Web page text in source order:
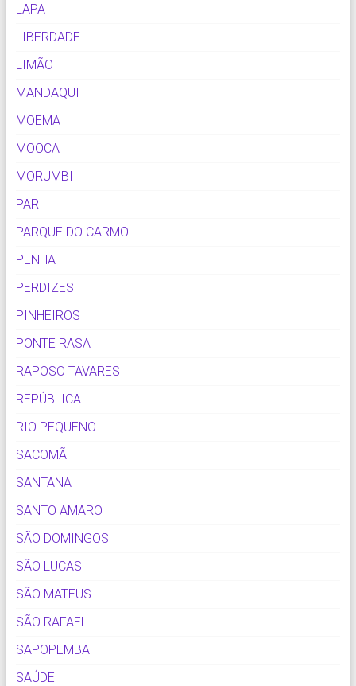
LAPA
LIBERDADE
LIMÃO
MANDAQUI
MOEMA
MOOCA
MORUMBI
PARI
PARQUE DO CARMO
PENHA
PERDIZES
PINHEIROS
PONTE RASA
RAPOSO TAVARES
REPÚBLICA
RIO PEQUENO
SACOMÃ
SANTANA
SANTO AMARO
SÃO DOMINGOS
SÃO LUCAS
SÃO MATEUS
SÃO RAFAEL
SAPOPEMBA
SAÚDE